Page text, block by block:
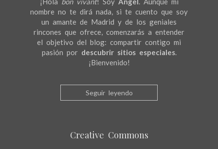
nombre no te dirá nada, si te cuento que soy
un amante de Madrid y de los geniales
rincones que ofrece, comenzarás a entender
el objetivo del blog: compartir contigo mi
pasión por descubrir sitios especiales.
¡Bienvenido!
Seguir leyendo
Creative Commons